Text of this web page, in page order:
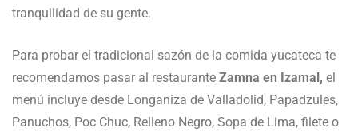
tranquilidad de su gente.
Para probar el tradicional sazón de la comida yucateca te
recomendamos pasar al restaurante Zamna en Izamal, el
menú incluye desde Longaniza de Valladolid, Papadzules,
Panuchos, Poc Chuc, Relleno Negro, Sopa de Lima, filete o